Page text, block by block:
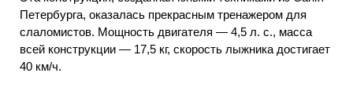
Петербурга, оказалась прекрасным тренажером для
слаломистов. Мощность двигателя — 4,5 л. с., масса
всей конструкции — 17,5 кг, скорость лыжника достигает
40 км/ч.